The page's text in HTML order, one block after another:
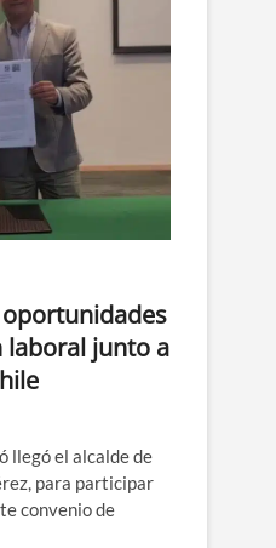
oportunidades
laboral junto a
llegó el alcalde de
para participar
convenio de